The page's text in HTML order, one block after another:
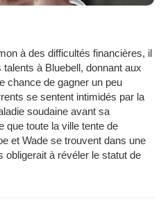
à des difficultés financières, il
à Bluebell, donnant aux
chance de gagner un peu
se sentent intimidés par la
soudaine avant sa
que toute la ville tente de
et Wade se trouvent dans une
obligerait à révéler le statut de